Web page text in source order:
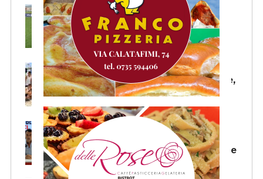
La Serie C su Rai 2: alcune
partite di Lega Pro saranno
trasmesse in diretta
Beach Soccer AiCS: Lido del
Pescatore conquista il tricolore,
a Imperial Beach la Coppa Italia
Samb, il “doppio mercato” di
Andrea Mussi: per il d.s. un
grande lavoro anche sulle uscite